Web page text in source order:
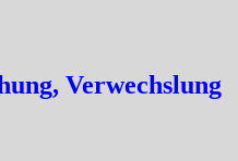
Verwechslung